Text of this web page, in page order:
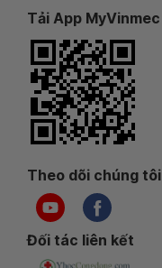
Tải App MyVinmec
Theo dõi chúng tôi
Đối tác liên kết